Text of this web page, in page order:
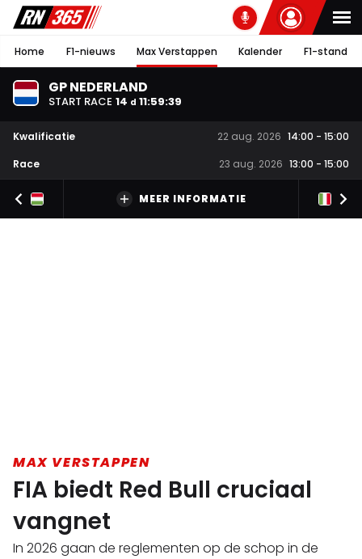
Home F1-nieuws Max Verstappen Kalender F1-stand
GP NEDERLAND
START RACE 14 d 11:59:39
Kwalificatie 22 aug. 2026 14:00 - 15:00
Race
23 aug. 2026 13:00 - 15:00
MEER INFORMATIE
MAX VERSTAPPEN
FIA biedt Red Bull cruciaal
vangnet
In 2026 gaan de reglementen op de schop in de